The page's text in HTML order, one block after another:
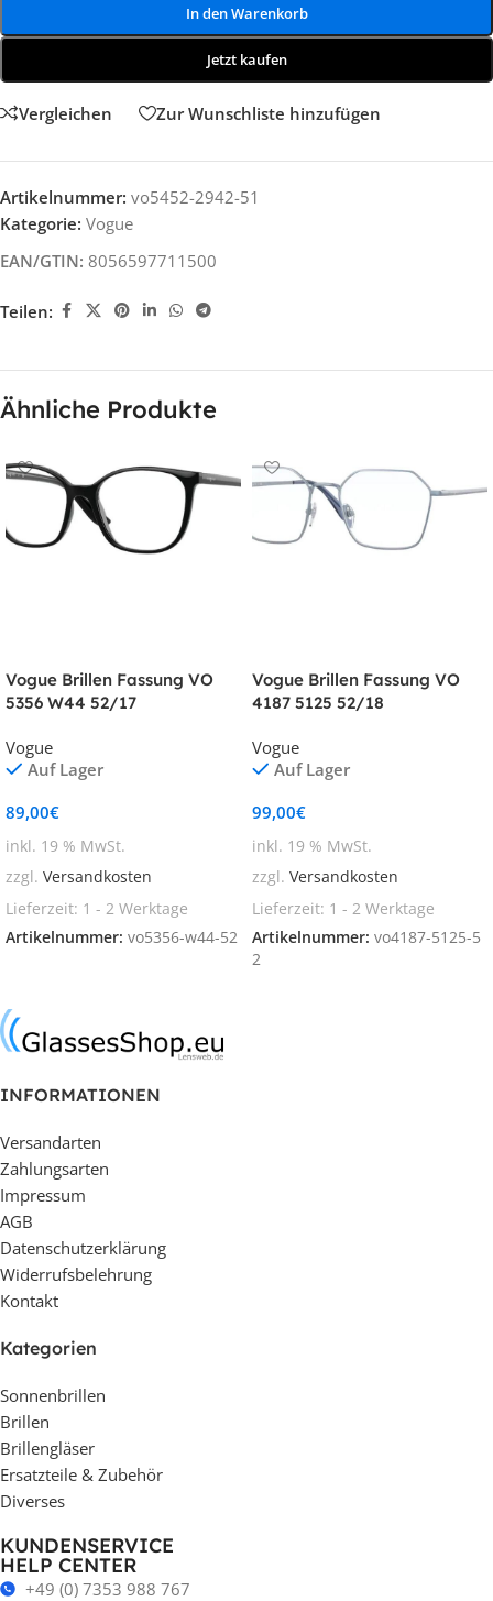
In den Warenkorb
Jetzt kaufen
Vergleichen Zur Wunschliste hinzufügen
Artikelnummer: vo5452-2942-51
Kategorie: Vogue
EAN/GTIN: 8056597711500
Teilen:
Ähnliche Produkte
Vogue Brillen Fassung VO
5356 W44 52/17
Vogue
Auf Lager
89,00€
inkl. 19 % MwSt.
zzgl. Versandkosten
Lieferzeit: 1 - 2 Werktage
Artikelnummer: vo5356-w44-52
Vogue Brillen Fassung VO
4187 5125 52/18
Vogue
Auf Lager
99,00€
inkl. 19 % MwSt.
zzgl. Versandkosten
Lieferzeit: 1 - 2 Werktage
Artikelnummer: vo4187-5125-5
2
INFORMATIONEN
Versandarten
Zahlungsarten
Impressum
AGB
Datenschutzerklärung
Widerrufsbelehrung
Kontakt
Kategorien
Sonnenbrillen
Brillen
Brillengläser
Ersatzteile & Zubehör
Diverses
KUNDENSERVICE
HELP CENTER
+49 (0) 7353 988 767